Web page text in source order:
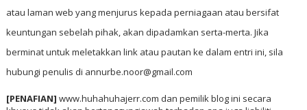
atau laman web yang menjurus kepada perniagaan atau bersifat
keuntungan sebelah pihak, akan dipadamkan serta-merta. Jika
berminat untuk meletakkan link atau pautan ke dalam entri ini, sila
hubungi penulis di annurbe.noor@gmail.com
[PENAFIAN] www.huhahuhajerr.com dan pemilik blog ini secara